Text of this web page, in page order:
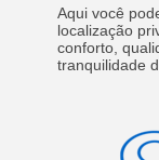
Aqui você
localização
conforto,
tranquilidade